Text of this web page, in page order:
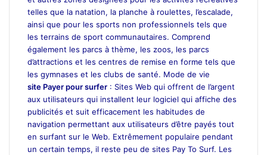
telles que la natation, la planche à roulettes, l’escalade,
ainsi que pour les sports non professionnels tels que
les terrains de sport communautaires. Comprend
également les parcs à thème, les zoos, les parcs
d’attractions et les centres de remise en forme tels que
les gymnases et les clubs de santé. Mode de vie
site Payer pour surfer : Sites Web qui offrent de l’argent
aux utilisateurs qui installent leur logiciel qui affiche des
publicités et suit efficacement les habitudes de
navigation permettant aux utilisateurs d’être payés tout
en surfant sur le Web. Extrêmement populaire pendant
un certain temps, il reste peu de sites Pay To Surf. Les